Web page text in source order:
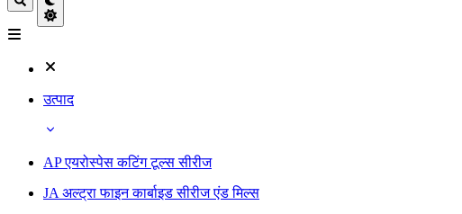
उत्पाद
AP एयरोस्पेस कटिंग टूल्स सीरीज
JA अल्ट्रा फाइन कार्बाइड सीरीज एंड मिल्स